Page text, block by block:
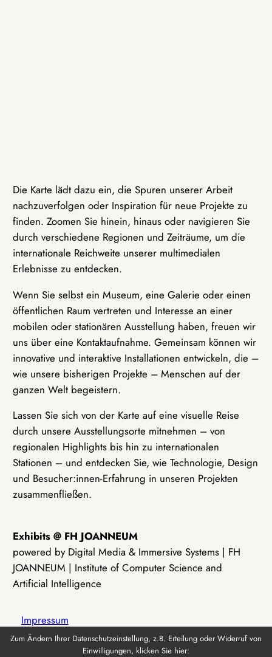
Die Karte lädt dazu ein, die Spuren unserer Arbeit
nachzuverfolgen oder Inspiration für neue Projekte zu
finden. Zoomen Sie hinein, hinaus oder navigieren Sie
durch verschiedene Regionen und Zeiträume, um die
internationale Reichweite unserer multimedialen
Erlebnisse zu entdecken.
Wenn Sie selbst ein Museum, eine Galerie oder einen
öffentlichen Raum vertreten und Interesse an einer
mobilen oder stationären Ausstellung haben, freuen wir
uns über eine Kontaktaufnahme. Gemeinsam können wir
innovative und interaktive Installationen entwickeln, die –
wie unsere bisherigen Projekte – Menschen auf der
ganzen Welt begeistern.
Lassen Sie sich von der Karte auf eine visuelle Reise
durch unsere Ausstellungsorte mitnehmen – von
regionalen Highlights bis hin zu internationalen
Stationen – und entdecken Sie, wie Technologie, Design
und Besucher:innen-Erfahrung in unseren Projekten
zusammenfließen.
Exhibits @ FH JOANNEUM
powered by Digital Media & Immersive Systems | FH
JOANNEUM | Institute of Computer Science and
Artificial Intelligence
Impressum
Zum Ändern Ihrer Datenschutzeinstellung, z.B. Erteilung oder Widerruf von
Einwilligungen, klicken Sie hier: